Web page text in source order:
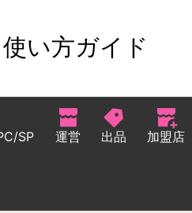
い方ガイド
SP 運営 出品 加盟店